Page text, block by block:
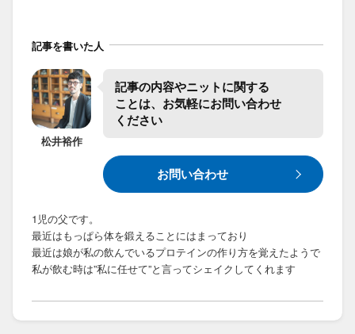
記事を書いた人
松井裕作
記事の​内容や​ニットに​関する​
ことは、​お気軽に​お問い合わせ​
ください
お問い合わせ
1児の父です。
最近はもっぱら体を鍛えることにはまっており
最近は娘が私の飲んでいるプロテインの作り方を覚えたようで
私が飲む時は”私に任せて”と言ってシェイクしてくれます